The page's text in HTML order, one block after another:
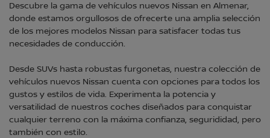
Descubre la gama de vehículos nuevos Nissan en Almenar,
donde estamos orgullosos de ofrecerte una amplia selección
de los mejores modelos Nissan para satisfacer todas tus
necesidades de conducción.
Desde SUVs hasta robustas furgonetas, nuestra colección de
vehículos nuevos Nissan cuenta con opciones para todos los
gustos y estilos de vida. Experimenta la potencia y
versatilidad de nuestros coches diseñados para conquistar
cualquier terreno con la máxima confianza, segurididad, pero
también con estilo.